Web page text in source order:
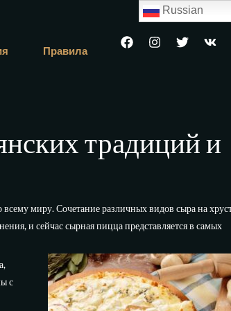
Правила
традиций и
всему миру. Сочетание различных видов сыра на
и сейчас сырная пицца представляется в самых
с
Russian